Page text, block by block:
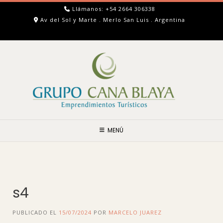
Llámanos: +54 2664 306338
Av del Sol y Marte . Merlo San Luis . Argentina
MENÚ
s4
PUBLICADO EL 15/07/2024 POR MARCELO JUAREZ